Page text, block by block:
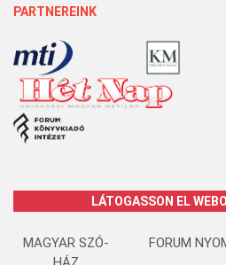
Több, mint egy tucat
őrizetbe
engedélyekkel való